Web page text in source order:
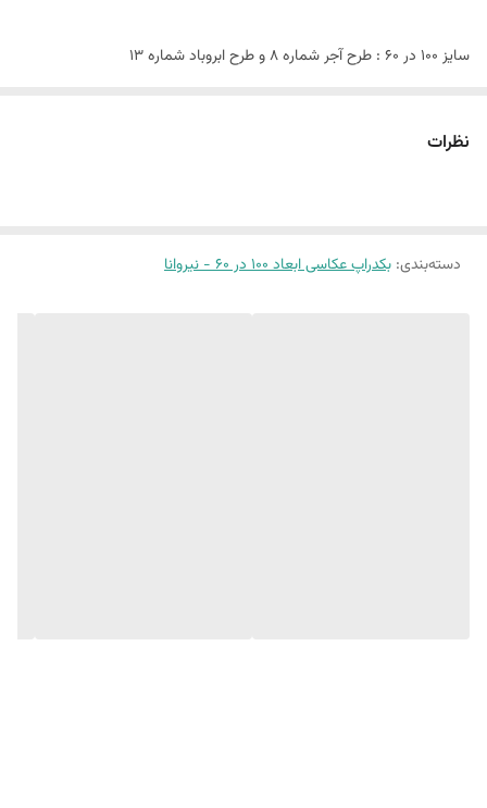
سایز 100 در 60 : طرح آجر شماره 8 و طرح ابروباد شماره 13
نظرات
دسته‌بندی: بکدراپ عکاسی ابعاد 100 در 60 - نیروانا